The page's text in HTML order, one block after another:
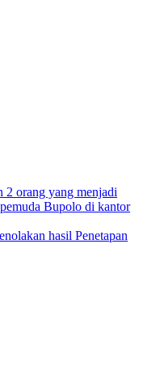
2 orang yang menjadi
Bupolo di kantor
hasil Penetapan